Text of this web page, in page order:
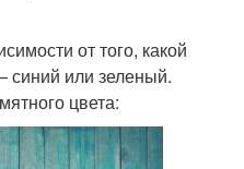
от того, какой
синий или зеленый.
цвета: